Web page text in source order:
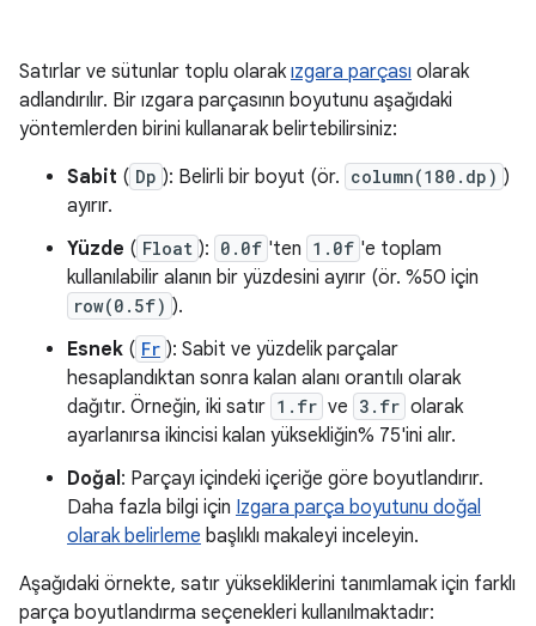
Satırlar ve sütunlar toplu olarak ızgara parçası olarak
adlandırılır. Bir ızgara parçasının boyutunu aşağıdaki
yöntemlerden birini kullanarak belirtebilirsiniz:
Sabit ( Dp ): Belirli bir boyut (ör. column(180.dp) )
ayırır.
Yüzde ( Float ): 0.0f 'ten 1.0f 'e toplam
kullanılabilir alanın bir yüzdesini ayırır (ör. %50 için
row(0.5f) ).
Esnek ( Fr ): Sabit ve yüzdelik parçalar
hesaplandıktan sonra kalan alanı orantılı olarak
dağıtır. Örneğin, iki satır 1.fr ve 3.fr olarak
ayarlanırsa ikincisi kalan yüksekliğin% 75'ini alır.
Doğal : Parçayı içindeki içeriğe göre boyutlandırır.
Daha fazla bilgi için Izgara parça boyutunu doğal
olarak belirleme başlıklı makaleyi inceleyin.
Aşağıdaki örnekte, satır yüksekliklerini tanımlamak için farklı
parça boyutlandırma seçenekleri kullanılmaktadır: